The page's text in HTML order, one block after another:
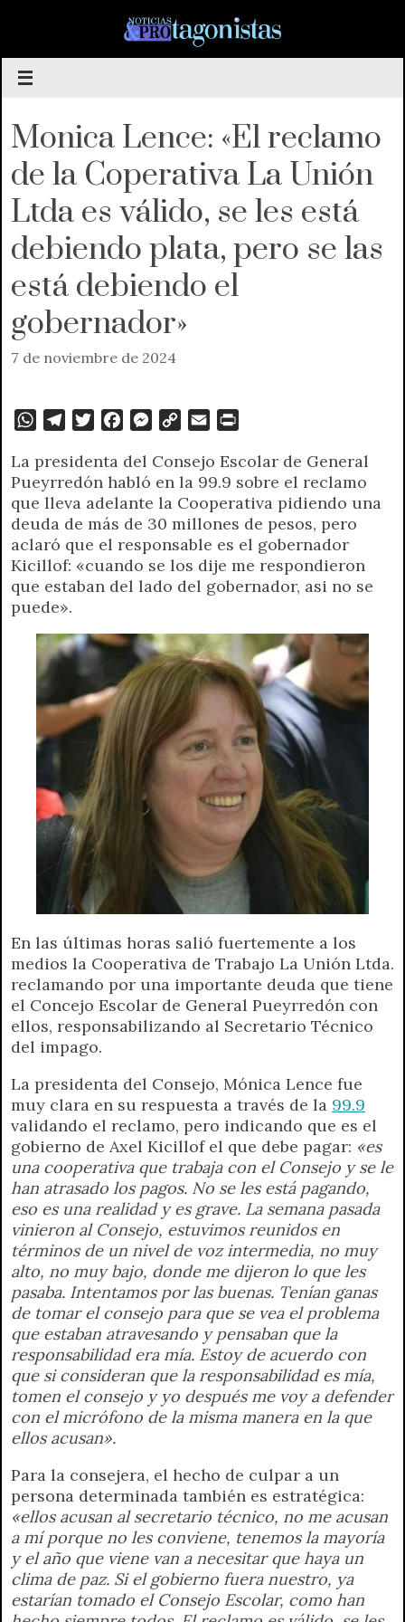
contenido
Monica Lence: «El reclamo
de la Coperativa La Unión
Ltda es válido, se les está
debiendo plata, pero se las
está debiendo el
gobernador»
7 de noviembre de 2024
W
a
t
s
A
p
p
l
e
g
r
a
m
i
t
t
e
r
c
e
b
o
o
k
M
s
s
e
n
g
e
r
p
y
L
i
n
k
a
i
l
i
n
t
F
r
i
e
d
y
La presidenta del Consejo Escolar de General
Pueyrredón habló en la 99.9 sobre el reclamo
que lleva adelante la Cooperativa pidiendo una
deuda de más de 30 millones de pesos, pero
aclaró que el responsable es el gobernador
Kicillof: «cuando se los dije me respondieron
que estaban del lado del gobernador, asi no se
puede».
En las últimas horas salió fuertemente a los
medios la Cooperativa de Trabajo La Unión Ltda.
reclamando por una importante deuda que tiene
el Concejo Escolar de General Pueyrredón con
ellos, responsabilizando al Secretario Técnico
del impago.
La presidenta del Consejo, Mónica Lence fue
muy clara en su respuesta a través de la 99.9
validando el reclamo, pero indicando que es el
gobierno de Axel Kicillof el que debe pagar: «es
una cooperativa que trabaja con el Consejo y se le
han atrasado los pagos. No se les está pagando,
eso es una realidad y es grave. La semana pasada
vinieron al Consejo, estuvimos reunidos en
términos de un nivel de voz intermedia, no muy
alto, no muy bajo, donde me dijeron lo que les
pasaba. Intentamos por las buenas. Tenían ganas
de tomar el consejo para que se vea el problema
que estaban atravesando y pensaban que la
responsabilidad era mía. Estoy de acuerdo con
que si consideran que la responsabilidad es mía,
tomen el consejo y yo después me voy a defender
con el micrófono de la misma manera en la que
ellos acusan».
Para la consejera, el hecho de culpar a un
persona determinada también es estratégica:
«ellos acusan al secretario técnico, no me acusan
a mí porque no les conviene, tenemos la mayoría
y el año que viene van a necesitar que haya un
clima de paz. Si el gobierno fuera nuestro, ya
estarían tomado el Consejo Escolar, como han